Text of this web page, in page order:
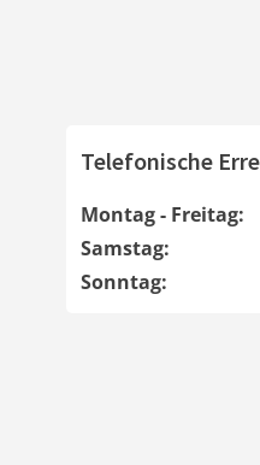
Telefonische
Montag - Freitag:
Samstag:
Sonntag: